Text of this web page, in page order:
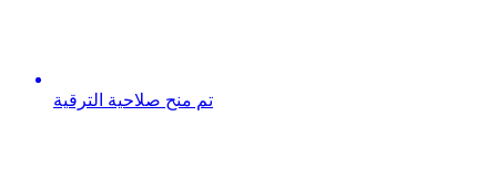
تم منح صلاحية الترقية